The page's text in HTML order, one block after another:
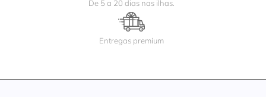
De 5 a 20 dias nas ilhas.
Entregas premium